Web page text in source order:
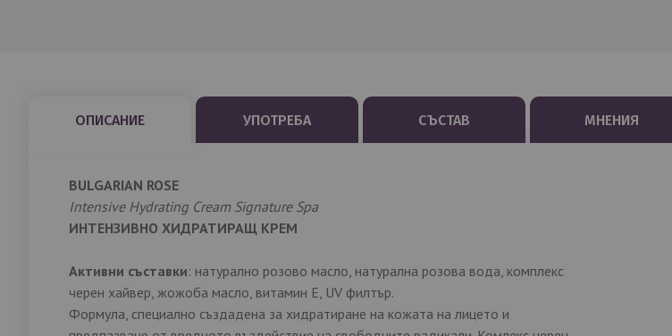
ОПИСАНИЕ
BULGARIAN ROSE
Intensive Hydrating Cream Signature Spa
ИНТЕНЗИВНО ХИДРАТИРАЩ КРЕМ
Активни съставки: натурално розово масло, натурална розова вода, комплекс
черен хайвер, жожоба масло, витамин Е, UV филтър.
Формула, специално създадена за хидратиране на кожата на лицето и
УПОТРЕБА СЪСТАВ МНЕНИЯ